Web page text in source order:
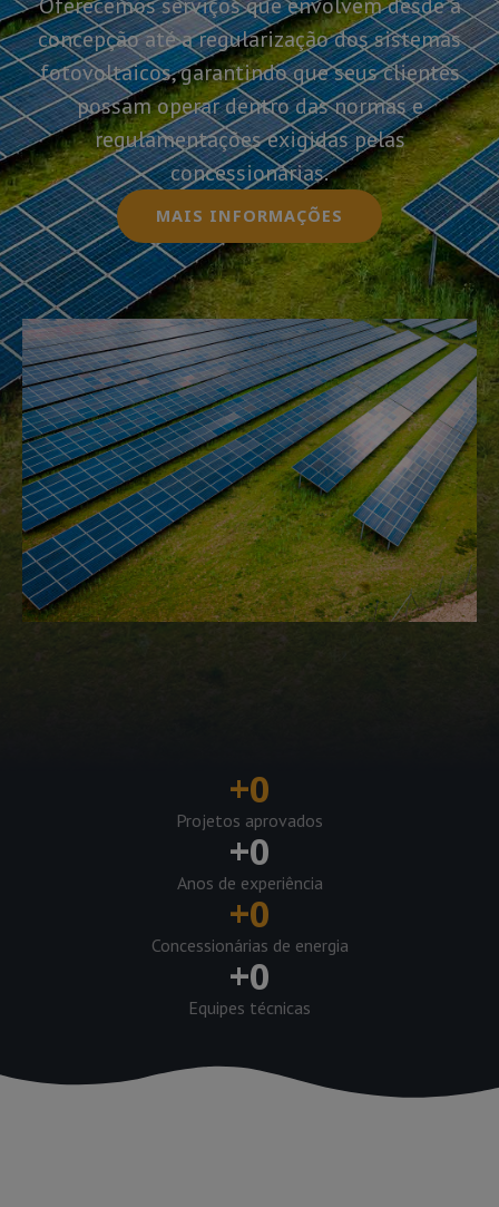
concepção até a regularização dos sistemas
fotovoltaicos, garantindo que seus clientes
possam operar dentro das normas e
regulamentações exigidas pelas
concessionárias.
MAIS INFORMAÇÕES
+0
Projetos aprovados
+0
Anos de experiência
+0
Concessionárias de energia
+0
Equipes técnicas